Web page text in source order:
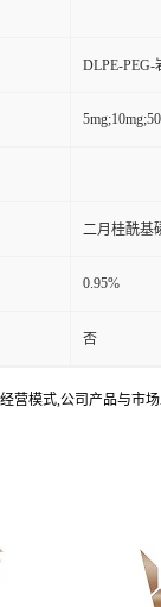
DLPE-PEG-
二月桂酰基
0.95%
否
模式,公司产品与市